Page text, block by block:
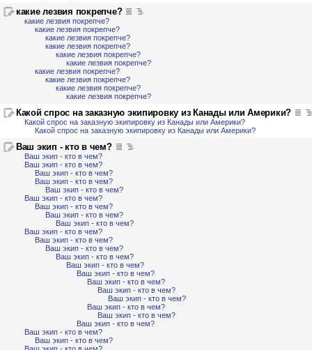
какие лезвия покрепче?
какие лезвия покрепче?
какие лезвия покрепче?
какие лезвия покрепче?
какие лезвия покрепче?
какие лезвия покрепче?
какие лезвия покрепче?
какие лезвия покрепче?
какие лезвия покрепче?
какие лезвия покрепче?
какие лезвия покрепче?
Какой спрос на заказную экипировку из Канады или Америки?
Какой спрос на заказную экипировку из Канады или Америки?
Какой спрос на заказную экипировку из Канады или Америки?
Ваш экип - кто в чем?
Ваш экип - кто в чем?
Ваш экип - кто в чем?
Ваш экип - кто в чем?
Ваш экип - кто в чем?
Ваш экип - кто в чем?
Ваш экип - кто в чем?
Ваш экип - кто в чем?
Ваш экип - кто в чем?
Ваш экип - кто в чем?
Ваш экип - кто в чем?
Ваш экип - кто в чем?
Ваш экип - кто в чем?
Ваш экип - кто в чем?
Ваш экип - кто в чем?
Ваш экип - кто в чем?
Ваш экип - кто в чем?
Ваш экип - кто в чем?
Ваш экип - кто в чем?
Ваш экип - кто в чем?
Ваш экип - кто в чем?
Ваш экип - кто в чем?
Ваш экип - кто в чем?
Ваш экип - кто в чем?